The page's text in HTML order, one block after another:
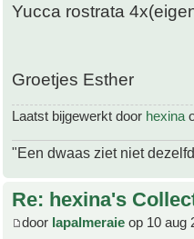
Yucca rostrata
Groetjes Esther
Laatst bijgewerkt door hexina
"Een dwaas ziet niet
Re: hexina's
door lapalmeraie op 10 aug